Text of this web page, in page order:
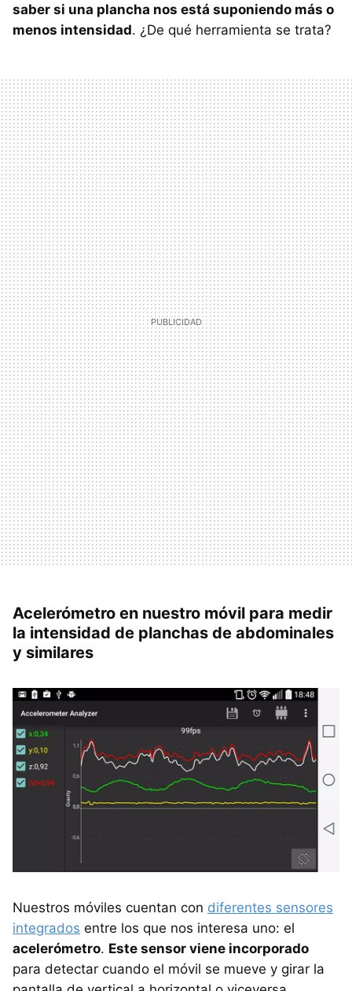
saber si una plancha nos está suponiendo más o
menos intensidad. ¿De qué herramienta se trata?
Acelerómetro en nuestro móvil para medir
la intensidad de planchas de abdominales
y similares
Nuestros móviles cuentan con diferentes sensores
integrados entre los que nos interesa uno: el
acelerómetro. Este sensor viene incorporado
para detectar cuando el móvil se mueve y girar la